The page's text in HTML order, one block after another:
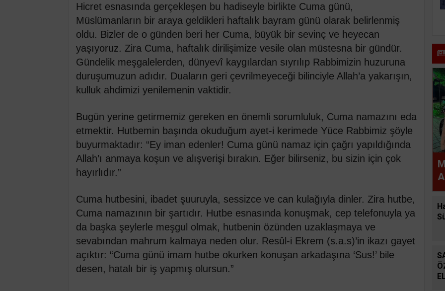
Hicret esnasında gerçekleşen bu hadiseyle birlikte Cuma günü,
Müslümanların bir araya geldikleri haftalık bayram günü olarak belirlenmiş
oldu. Bizler de o günden beri her Cuma, büyük bir sevinç ve heyecan
yaşıyoruz. Zira Cuma, haftalık dirilişimize vesile olan müstesna bir gündür.
Gündelik meşgalelerden, dünyevî kaygılardan sıyrılıp Rabbimizin huzuruna
duruşumuzun adıdır. Duaların geri çevrilmeyeceği bilinciyle Allah’a yakarışın,
kulluk ahdimizi yenilemenin vaktidir.
Bugün yerine getirmemiz gereken en önemli sorumluluk, Cuma namazını eda
etmektir. Hutbemin başında okuduğum ayet-i kerimede Yüce Rabbimiz şöyle
buyurmaktadır: “Ey iman edenler! Cuma günü namaz için çağrı yapıldığında
Allah’ı anmaya koşun ve alışverişi bırakın. Eğer bilirseniz, bu sizin için çok
hayırlıdır.”
Cuma hutbesini, ibadet şuuruyla, sessizce ve can kulağıyla dinler. Zira hutbe,
Cuma namazının bir şartıdır. Hutbe esnasında konuşmak, cep telefonuyla ya
da başka şeylerle meşgul olmak, hutbenin özünden uzaklaşmaya ve
sevabından mahrum kalmaya neden olur. Resûl-i Ekrem (s.a.s)’in ikazı gayet
açıktır: “Cuma günü imam hutbe okurken konuşan arkadaşına ‘Sus!’ bile
desen, hatalı bir iş yapmış olursun.”